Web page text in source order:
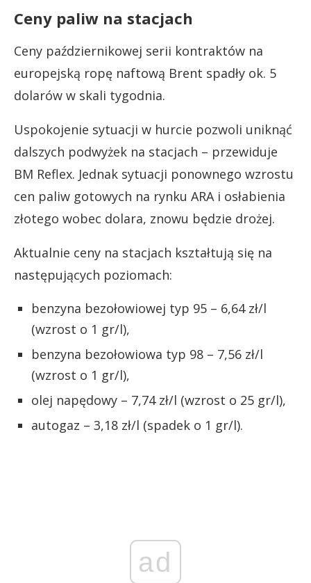
Ceny paliw na stacjach
Ceny październikowej serii kontraktów na
europejską ropę naftową Brent spadły ok. 5
dolarów w skali tygodnia.
Uspokojenie sytuacji w hurcie pozwoli uniknąć
dalszych podwyżek na stacjach – przewiduje
BM Reflex. Jednak sytuacji ponownego wzrostu
cen paliw gotowych na rynku ARA i osłabienia
złotego wobec dolara, znowu będzie drożej.
Aktualnie ceny na stacjach kształtują się na
następujących poziomach:
benzyna bezołowiowej typ 95 – 6,64 zł/l
(wzrost o 1 gr/l),
benzyna bezołowiowa typ 98 – 7,56 zł/l
(wzrost o 1 gr/l),
olej napędowy – 7,74 zł/l (wzrost o 25 gr/l),
autogaz – 3,18 zł/l (spadek o 1 gr/l).
ad